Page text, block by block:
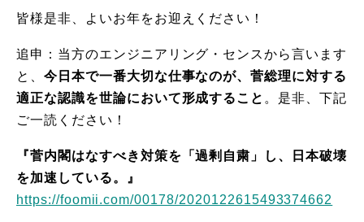
皆様是非、よいお年をお迎えください！
追申：当方のエンジニアリング・センスから言います
と、 今日本で一番大切な仕事なのが、菅総理に対する
適正な認識を世論において形成すること 。是非、下記
ご一読ください！
『菅内閣はなすべき対策を「過剰自粛」し、日本破壊
を加速している。』
https://foomii.com/00178/2020122615493374662